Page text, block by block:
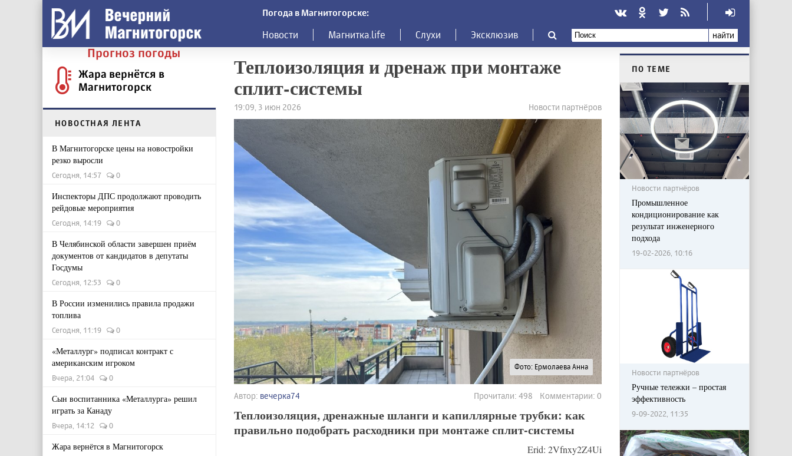
Погода в Магнитогорске:
Новости Магнитка.life Слухи Эксклюзив найти
Прогноз погоды
Жара вернётся в
Магнитогорск
НОВОСТНАЯ ЛЕНТА
В Магнитогорске цены на новостройки
резко выросли
Сегодня, 14:57 0
Инспекторы ДПС продолжают проводить
рейдовые мероприятия
Сегодня, 14:19 0
В Челябинской области завершен приём
документов от кандидатов в депутаты
Госдумы
Сегодня, 12:53 0
В России изменились правила продажи
топлива
Сегодня, 11:19 0
«Металлург» подписал контракт с
американским игроком
Вчера, 21:04 0
Сын воспитанника «Металлурга» решил
играть за Канаду
Вчера, 14:12 0
Жара вернётся в Магнитогорск
Теплоизоляция и дренаж при монтаже
сплит-системы
19:09, 3 июн 2026 Новости партнёров
Фото: Ермолаева Анна
Автор: вечерка74 Прочитали: 498 Комментарии: 0
Теплоизоляция, дренажные шланги и капиллярные трубки: как
правильно подобрать расходники при монтаже сплит-системы
Erid: 2Vfnxy2Z4Ui
ПО ТЕМЕ
Новости партнёров
Промышленное
кондиционирование как
результат инженерного
подхода
19-02-2026, 10:16
Новости партнёров
Ручные тележки – простая
эффективность
9-09-2022, 11:35